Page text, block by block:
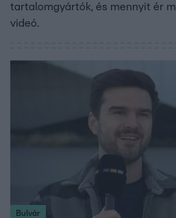
tartalomgyártók, és mennyit ér
videó.
Bulvár